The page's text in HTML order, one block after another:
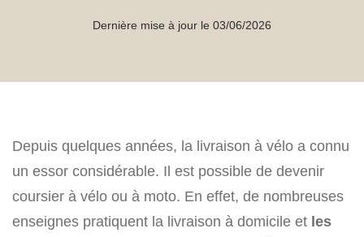
Dernière mise à jour le 03/06/2026
Depuis quelques années, la livraison à vélo a connu
un essor considérable. Il est possible de devenir
coursier à vélo ou à moto. En effet, de nombreuses
enseignes pratiquent la livraison à domicile et les